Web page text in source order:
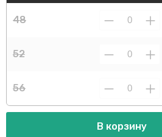
48
52
56
В корзину